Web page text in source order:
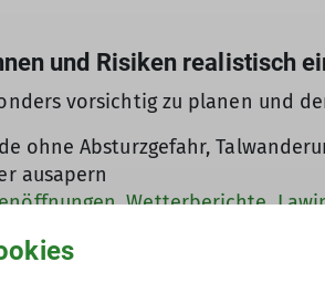
und Risiken realistisch
vorsichtig zu planen und
ohne Absturzgefahr,
ausapern
,Wetterberichte,